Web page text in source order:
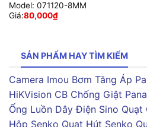
Model: 071120-8MM
Giá:80,000₫
SẢN PHẨM HAY TÌM KIẾM
Camera Imou Bơm Tăng Áp
HiKVision CB Chống Giật
Ống Luồn Dây Điện Sino Quạt
Hộp Senko Quạt Hút Senko